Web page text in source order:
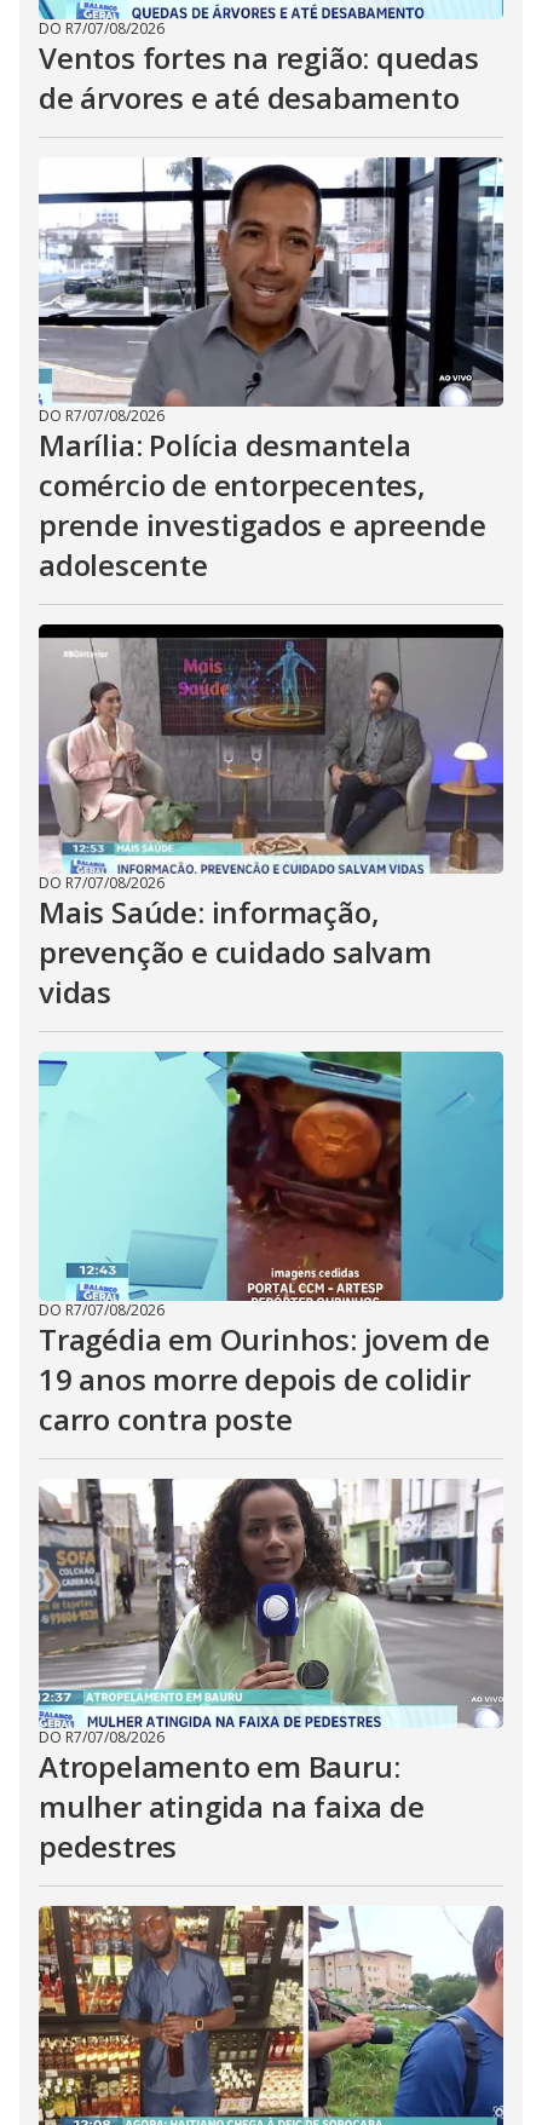
DO R7/07/08/2026
Ventos fortes na região: quedas
de árvores e até desabamento
DO R7/07/08/2026
Marília: Polícia desmantela
comércio de entorpecentes,
prende investigados e apreende
adolescente
DO R7/07/08/2026
Mais Saúde: informação,
prevenção e cuidado salvam
vidas
DO R7/07/08/2026
Tragédia em Ourinhos: jovem de
19 anos morre depois de colidir
carro contra poste
DO R7/07/08/2026
Atropelamento em Bauru:
mulher atingida na faixa de
pedestres